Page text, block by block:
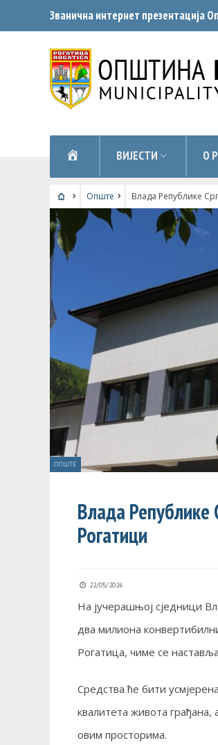
Званична интернет презентација
НАСЛОВНАВИЈЕСТИ О
Опште Влада Републике
ОПШТЕ
Влада Републике
Рогатици
22/05/2026
На јучерашњој сједници
два милиона
Рогатица, чиме се
Средства ће бити
квалитета живота
овим просторима.